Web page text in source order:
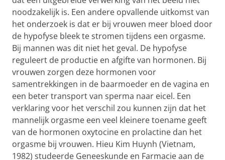
noodzakelijk is. Een andere opvallende uitkomst van
het onderzoek is dat er bij vrouwen meer bloed door
de hypofyse bleek te stromen tijdens een orgasme.
Bij mannen was dit niet het geval. De hypofyse
reguleert de productie en afgifte van hormonen. Bij
vrouwen zorgen deze hormonen voor
samentrekkingen in de baarmoeder en de vagina en
een beter transport van sperma naar eicel. Een
verklaring voor het verschil zou kunnen zijn dat het
mannelijk orgasme een veel kleinere toename geeft
van de hormonen oxytocine en prolactine dan het
orgasme bij vrouwen. Hieu Kim Huynh (Vietnam,
1982) studeerde Geneeskunde en Farmacie aan de